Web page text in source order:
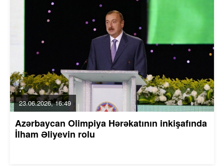
23.06.2026, 16:49
Azərbaycan Olimpiya Hərəkatının inkişafında
İlham Əliyevin rolu